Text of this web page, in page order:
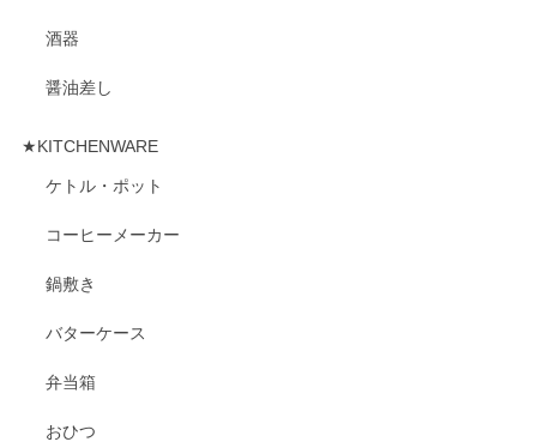
酒器
醤油差し
★KITCHENWARE
ケトル・ポット
コーヒーメーカー
鍋敷き
バターケース
弁当箱
おひつ